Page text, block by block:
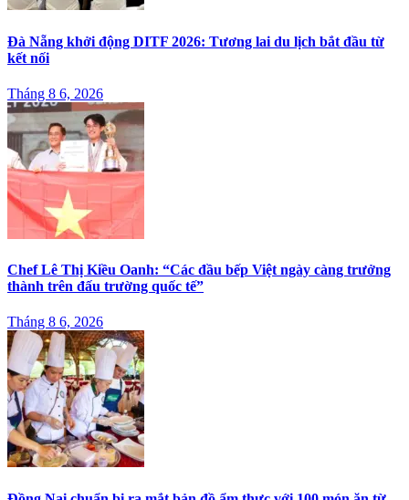
Đà Nẵng khởi động DITF 2026: Tương lai du lịch bắt đầu từ
kết nối
Tháng 8 6, 2026
Chef Lê Thị Kiều Oanh: “Các đầu bếp Việt ngày càng trưởng
thành trên đấu trường quốc tế”
Tháng 8 6, 2026